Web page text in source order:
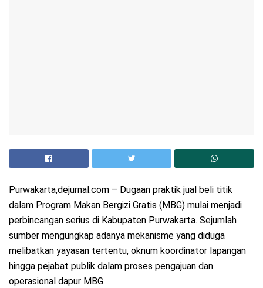
Purwakarta,dejurnal.com – Dugaan praktik jual beli titik
dalam Program Makan Bergizi Gratis (MBG) mulai menjadi
perbincangan serius di Kabupaten Purwakarta. Sejumlah
sumber mengungkap adanya mekanisme yang diduga
melibatkan yayasan tertentu, oknum koordinator lapangan
hingga pejabat publik dalam proses pengajuan dan
operasional dapur MBG.